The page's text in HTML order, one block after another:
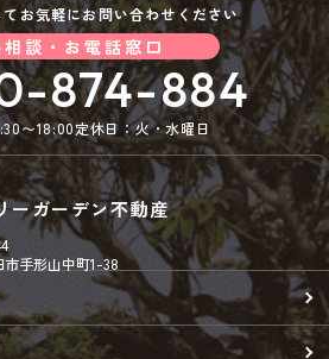
お気軽にお問い合わせください
談・お電話窓口
874-884
〜18:00定休日：火・水曜日
ーガーデン不動産
手形山中町1-38